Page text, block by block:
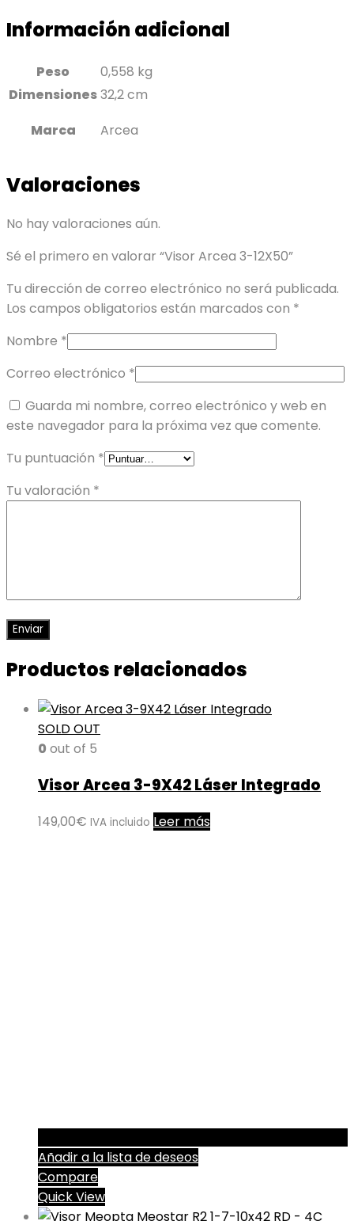
Información adicional
Peso
0,558 kg
Dimensiones32,2 cm
Marca
Arcea
Valoraciones
No hay valoraciones aún.
Sé el primero en valorar “Visor Arcea 3-12X50”
Tu dirección de correo electrónico no será publicada.
Los campos obligatorios están marcados con *
Nombre *
Correo electrónico *
Guarda mi nombre, correo electrónico y web en
este navegador para la próxima vez que comente.
Tu puntuación *
Tu valoración *
Productos relacionados
SOLD OUT
0 out of 5
Visor Arcea 3-9X42 Láser Integrado
149,00€ IVA incluido Leer más
Añadir a la lista de deseos
Compare
Quick View